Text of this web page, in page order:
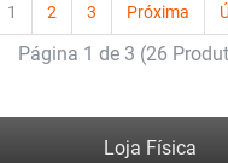
1 2 3 Próxima
Página 1 de 3 (26
Loja Física